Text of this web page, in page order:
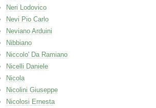
Neri Lodovico
Nevi Pio Carlo
Neviano Arduini
Nibbiano
Niccolo' Da Ramiano
Nicelli Daniele
Nicola
Nicolini Giuseppe
Nicolosi Ernesta